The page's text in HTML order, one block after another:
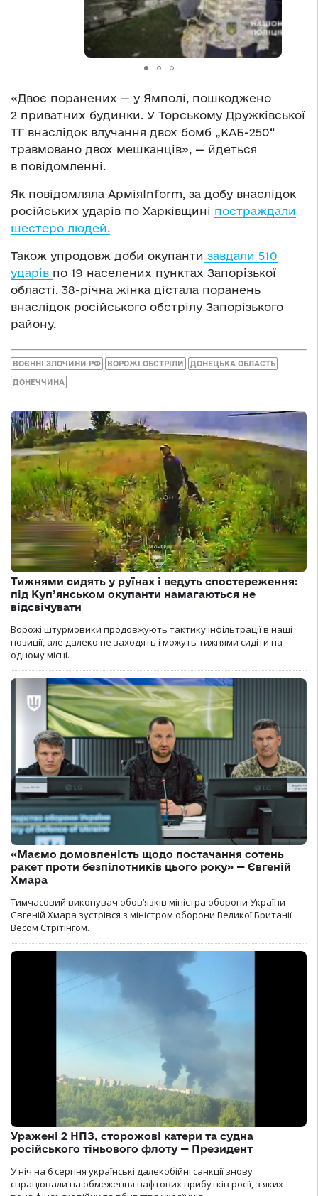
«Двоє поранених — у Ямполі, пошкоджено
2 приватних будинки. У Торському Дружківської
ТГ внаслідок влучання двох бомб „КАБ-250“
травмовано двох мешканців», — йдеться
в повідомленні.
Як повідомляла АрміяInform, за добу внаслідок
російських ударів по Харківщині постраждали
шестеро людей.
Також упродовж доби окупанти завдали 510
ударів по 19 населених пунктах Запорізької
області. 38-річна жінка дістала поранень
внаслідок російського обстрілу Запорізького
району.
ВОЄННІ ЗЛОЧИНИ РФ ВОРОЖІ ОБСТРІЛИ ДОНЕЦЬКА ОБЛАСТЬ
ДОНЕЧЧИНА
Тижнями сидять у руїнах і ведуть спостереження:
під Куп’янськом окупанти намагаються не
відсвічувати
Ворожі штурмовики продовжують тактику інфільтрації в наші
позиції, але далеко не заходять і можуть тижнями сидіти на
одному місці.
«Маємо домовленість щодо постачання сотень
ракет проти безпілотників цього року» — Євгеній
Хмара
Тимчасовий виконувач обов’язків міністра оборони України
Євгеній Хмара зустрівся з міністром оборони Великої Британії
Весом Стрітінгом.
Уражені 2 НПЗ, сторожові катери та судна
російського тіньового флоту — Президент
У ніч на 6 серпня українські далекобійні санкції знову
спрацювали на обмеження нафтових прибутків росії, з яких